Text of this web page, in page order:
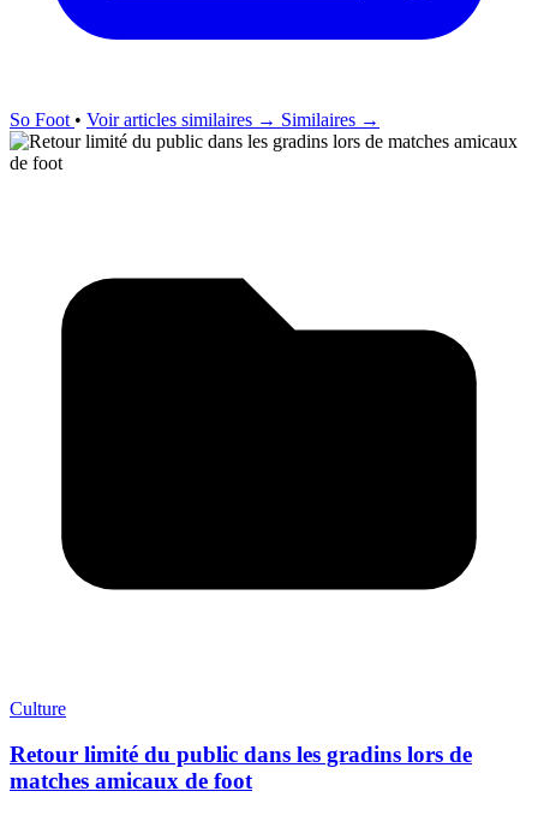
So Foot • Voir articles similaires → Similaires →
Culture
Retour limité du public dans les gradins lors de
matches amicaux de foot